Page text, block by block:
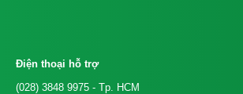
Điện thoại hỗ trợ
(028) 3848 9975 - Tp. HCM